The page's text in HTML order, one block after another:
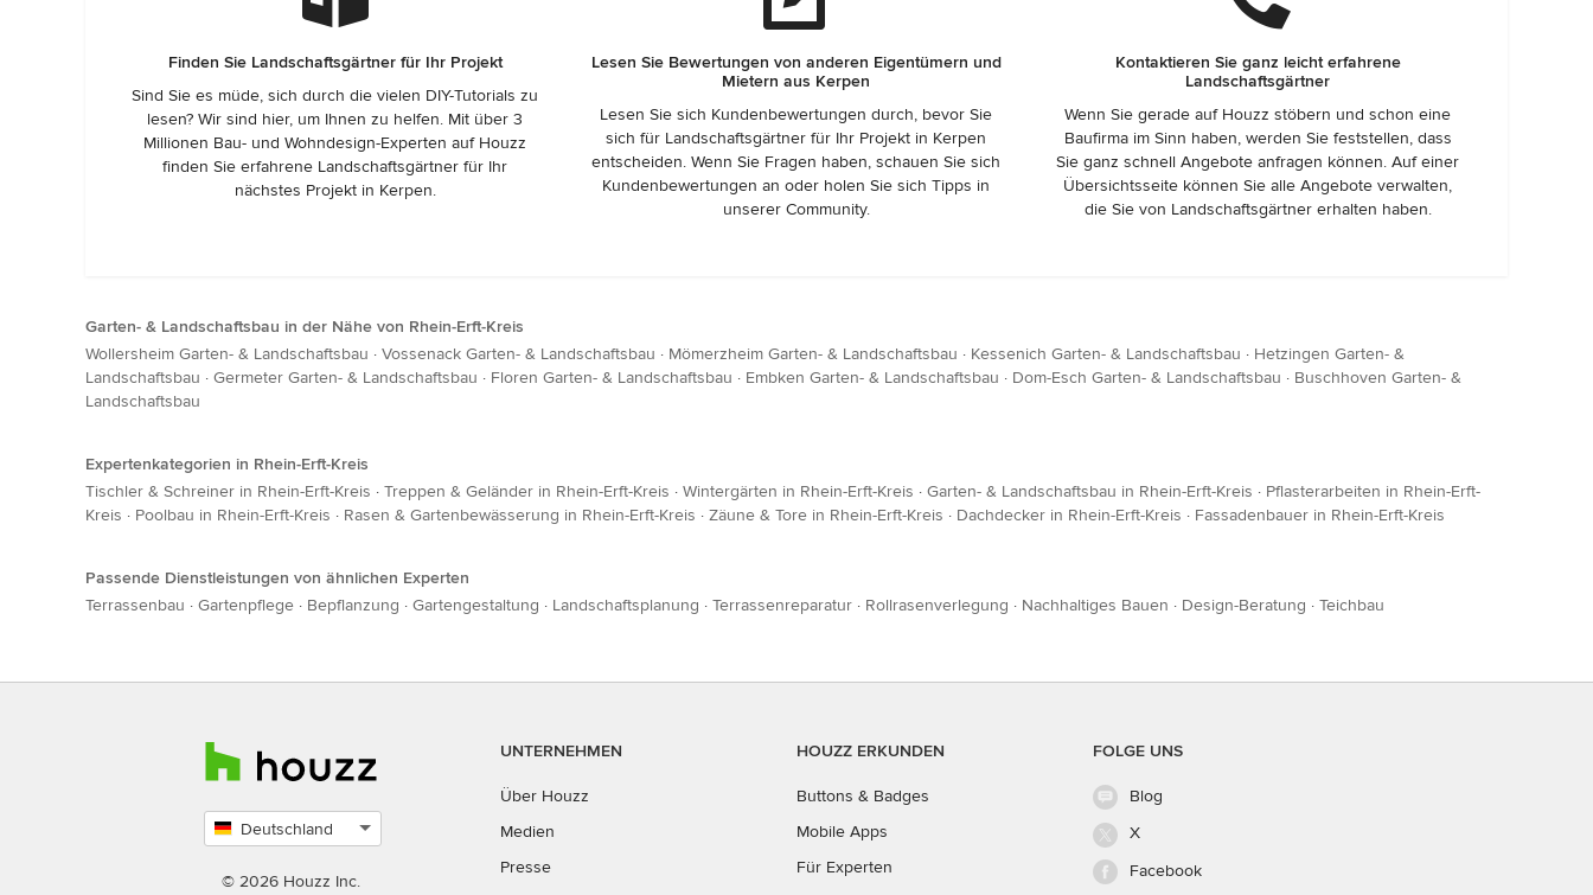
Finden Sie Landschaftsgärtner für Ihr Projekt
Sind Sie es müde, sich durch die vielen DIY-Tutorials zu
lesen? Wir sind hier, um Ihnen zu helfen. Mit über 3
Millionen Bau- und Wohndesign-Experten auf Houzz
finden Sie erfahrene Landschaftsgärtner für Ihr
nächstes Projekt in Kerpen.
Lesen Sie Bewertungen von anderen Eigentümern und
Mietern aus Kerpen
Lesen Sie sich Kundenbewertungen durch, bevor Sie
sich für Landschaftsgärtner für Ihr Projekt in Kerpen
entscheiden. Wenn Sie Fragen haben, schauen Sie sich
Kundenbewertungen an oder holen Sie sich Tipps in
unserer Community.
Kontaktieren Sie ganz leicht erfahrene
Landschaftsgärtner
Wenn Sie gerade auf Houzz stöbern und schon eine
Baufirma im Sinn haben, werden Sie feststellen, dass
Sie ganz schnell Angebote anfragen können. Auf einer
Übersichtsseite können Sie alle Angebote verwalten,
die Sie von Landschaftsgärtner erhalten haben.
Garten- & Landschaftsbau in der Nähe von Rhein-Erft-Kreis
Wollersheim Garten- & Landschaftsbau · Vossenack Garten- & Landschaftsbau · Mömerzheim Garten- & Landschaftsbau · Kessenich Garten- & Landschaftsbau · Hetzingen Garten- &
Landschaftsbau · Germeter Garten- & Landschaftsbau · Floren Garten- & Landschaftsbau · Embken Garten- & Landschaftsbau · Dom-Esch Garten- & Landschaftsbau · Buschhoven Garten- &
Landschaftsbau
Expertenkategorien in Rhein-Erft-Kreis
Tischler & Schreiner in Rhein-Erft-Kreis · Treppen & Geländer in Rhein-Erft-Kreis · Wintergärten in Rhein-Erft-Kreis · Garten- & Landschaftsbau in Rhein-Erft-Kreis · Pflasterarbeiten in Rhein-Erft-
Kreis · Poolbau in Rhein-Erft-Kreis · Rasen & Gartenbewässerung in Rhein-Erft-Kreis · Zäune & Tore in Rhein-Erft-Kreis · Dachdecker in Rhein-Erft-Kreis · Fassadenbauer in Rhein-Erft-Kreis
Passende Dienstleistungen von ähnlichen Experten
Terrassenbau · Gartenpflege · Bepflanzung · Gartengestaltung · Landschaftsplanung · Terrassenreparatur · Rollrasenverlegung · Nachhaltiges Bauen · Design-Beratung · Teichbau
Deutschland
auswählen
© 2026 Houzz Inc.
UNTERNEHMEN
Über Houzz
Medien
Presse
HOUZZ ERKUNDEN
Buttons & Badges
Mobile Apps
Für Experten
FOLGE UNS
Blog
X
Facebook